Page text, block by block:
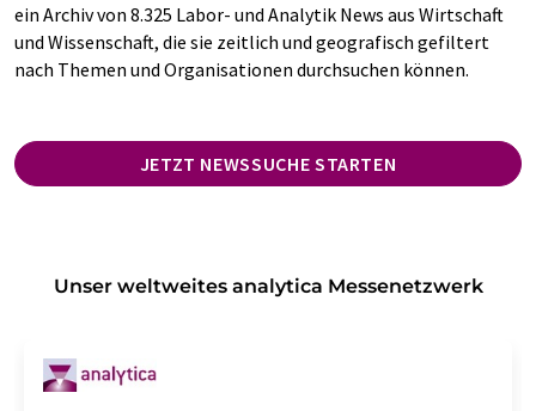
ein Archiv von 8.325 Labor- und Analytik News aus Wirtschaft
und Wissenschaft, die sie zeitlich und geografisch gefiltert
nach Themen und Organisationen durchsuchen können.
JETZT NEWSSUCHE STARTEN
Unser weltweites analytica Messenetzwerk